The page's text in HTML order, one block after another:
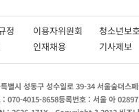
규정 이용자위원회 청소년
인재채용 기사
별시 성동구 성수일로 39-34 서울숲더스
: 070-4015-8658등록번호 : 서울 아 02897